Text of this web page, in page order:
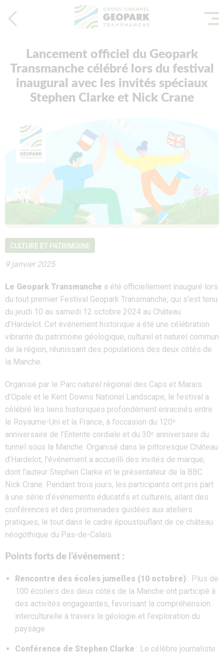
Lancement officiel du Geopark
Transmanche célébré lors du festival
inaugural avec les invités spéciaux
Stephen Clarke et Nick Crane
CULTURE ET PATRIMOINE
9 janvier 2025
Le Geopark Transmanche a été officiellement inauguré lors
du tout premier Festival Geopark Transmanche, qui s’est tenu
du jeudi 10 au samedi 12 octobre 2024 au Château
d’Hardelot. Cet événement historique a été une célébration
vibrante du patrimoine géologique, culturel et naturel commun
de la région, réunissant des populations des deux côtés de
la Manche.
Organisé par le Parc naturel régional des Caps et Marais
d’Opale et le Kent Downs National Landscape, le festival a
célébré les liens historiques profondément enracinés entre
le Royaume-Uni et la France, à l’occasion du 120ᵉ
anniversaire de l’Entente cordiale et du 30ᵉ anniversaire du
tunnel sous la Manche. Organisé dans le pittoresque Château
d’Hardelot, l’événement a accueilli des invités de marque,
dont l’auteur Stephen Clarke et le présentateur de la BBC
Nick Crane. Pendant trois jours, les participants ont pris part
à une série d’événements éducatifs et culturels, allant des
conférences et des promenades guidées aux ateliers
pratiques, le tout dans le cadre époustouflant de ce château
néogothique du Pas-de-Calais.
Points forts de l’événement :
Rencontre des écoles jumelles (10 octobre) : Plus de
100 écoliers des deux côtés de la Manche ont participé à
des activités engageantes, favorisant la compréhension
interculturelle à travers la géologie et l’exploration du
paysage.
Conférence de Stephen Clarke : Le célèbre journaliste